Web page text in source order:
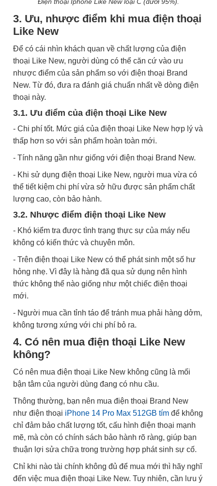
Điện thoại Iphone Like New loại C (dưới 95%).
3. Ưu, nhược điểm khi mua điện thoại
Like New
Để có cái nhìn khách quan về chất lượng của điện
thoại Like New, người dùng có thể căn cứ vào ưu
nhược điểm của sản phẩm so với điện thoại Brand
New. Từ đó, đưa ra đánh giá chuẩn nhất về dòng điện
thoại này.
3.1. Ưu điểm của điện thoại Like New
- Chi phí tốt. Mức giá của điện thoại Like New hợp lý và
thấp hơn so với sản phẩm hoàn toàn mới.
- Tính năng gần như giống với điện thoại Brand New.
- Khi sử dụng điện thoại Like New, người mua vừa có
thể tiết kiệm chi phí vừa sở hữu được sản phẩm chất
lượng cao, còn bảo hành.
3.2. Nhược điểm điện thoại Like New
- Khó kiểm tra được tình trạng thực sự của máy nếu
không có kiến thức và chuyên môn.
- Trên điện thoại Like New có thể phát sinh một số hư
hỏng nhẹ. Vì đây là hàng đã qua sử dụng nên hình
thức không thể nào giống như một chiếc điện thoại
mới.
- Người mua cần tỉnh táo để tránh mua phải hàng dởm,
không tương xứng với chi phí bỏ ra.
4. Có nên mua điện thoại Like New
không?
Có nên mua điện thoại Like New không cũng là mối
bận tâm của người dùng đang có nhu cầu.
Thông thường, bạn nên mua điện thoại Brand New
như điện thoại iPhone 14 Pro Max 512GB tím để không
chỉ đảm bảo chất lượng tốt, cấu hình điện thoại mạnh
mẽ, mà còn có chính sách bảo hành rõ ràng, giúp bạn
thuận lợi sửa chữa trong trường hợp phát sinh sự cố.
Chỉ khi nào tài chính không đủ để mua mới thì hãy nghĩ
đến việc mua điện thoại Like New. Tuy nhiên, cần lưu ý